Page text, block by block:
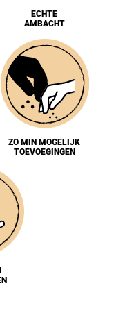
ECHTE
AMBACHT
ZO MIN MOGELIJK
TOEVOEGINGEN